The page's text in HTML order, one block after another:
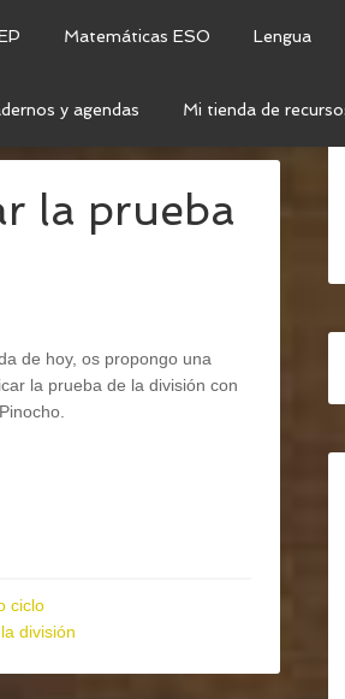
Matemáticas ESO Lengua
y agendas Mi tienda de
la prueba
de hoy, os propongo una
la prueba de la división con
ciclo
división